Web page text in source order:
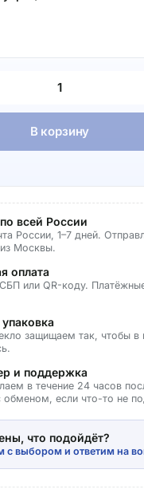
В корзину
всей России
России, 1–7 дней.
Москвы.
оплата
или QR-коду.
защищаем так, чтобы в
и поддержка
в течение 24 часов
если что-то не
что подойдёт?
с выбором и ответим на